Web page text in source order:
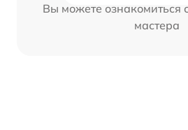
Вы можете ознакомиться
мастера